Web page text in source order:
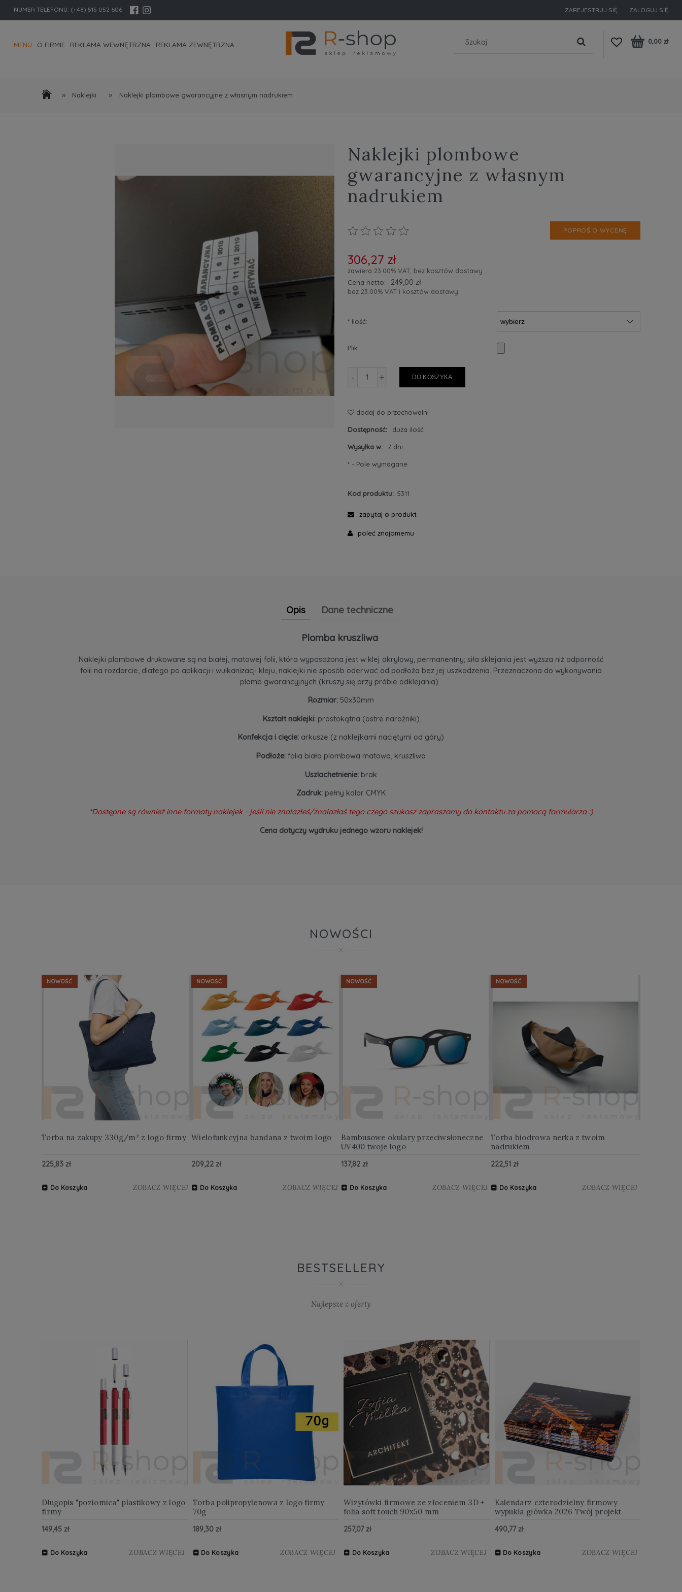
NUMER TELEFONU: (+48) 515 052 606 ZAREJESTRUJ SIĘ ZALOGUJ SIĘ
MENU O FIRMIE REKLAMA WEWNĘTRZNA REKLAMA ZEWNĘTRZNA 0,00 zł
» Naklejki » Naklejki plombowe gwarancyjne z własnym nadrukiem
Naklejki plombowe
gwarancyjne z własnym
nadrukiem
POPROŚ O WYCENĘ
306,27 zł
zawiera 23.00% VAT, bez kosztów dostawy
Cena netto:
249,00 zł
bez 23.00% VAT i kosztów dostawy
* Ilość:
Plik:
- + DO KOSZYKA
dodaj do przechowalni
Dostępność: duża ilość
Wysyłka w: 7 dni
* - Pole wymagane
Kod produktu: 5311
zapytaj o produkt
poleć znajomemu
Opis Dane techniczne
Plomba kruszliwa
Naklejki plombowe drukowane są na białej, matowej folii, która wyposażona jest w klej akrylowy, permanentny; siła sklejania jest wyższa niż odporność
folii na rozdarcie, dlatego po aplikacji i wulkanizacji kleju, naklejki nie sposób oderwać od podłoża bez jej uszkodzenia. Przeznaczona do wykonywania
plomb gwarancyjnych (kruszy się przy próbie odklejania).
Rozmiar: 50x30mm
Kształt naklejki:prostokątna (ostre narożniki)
Konfekcja i cięcie: arkusze (z naklejkami naciętymi od góry)
Podłoże: folia biała plombowa matowa, kruszliwa
Uszlachetnienie: brak
Zadruk: pełny kolor CMYK
*Dostępne są również inne formaty naklejek - jeśli nie znalazłeś/znalazłaś tego czego szukasz zapraszamy do kontaktu za pomocą formularza :)
Cena dotyczy wydruku jednego wzoru naklejek!
NOWOŚCI
Torba na zakupy 330g/m² z logo firmy
225,83 zł
Do Koszyka ZOBACZ WIĘCEJ
NOWOŚĆ
Wielofunkcyjna bandana z twoim logo
209,22 zł
Do Koszyka ZOBACZ WIĘCEJ
NOWOŚĆ
Bambusowe okulary przeciwsłoneczne
UV400 twoje logo
137,82 zł
Do Koszyka ZOBACZ WIĘCEJ
NOWOŚĆ
Torba biodrowa nerka z twoim
nadrukiem
222,51 zł
Do Koszyka ZOBACZ WIĘCEJ
NOWOŚĆ
BESTSELLERY
Najlepsze z oferty
Długopis "poziomica" plastikowy z logo
firmy
149,45 zł
Do Koszyka ZOBACZ WIĘCEJ
Torba polipropylenowa z logo firmy
70g
189,30 zł
Do Koszyka ZOBACZ WIĘCEJ
Wizytówki firmowe ze złoceniem 3D +
folia soft touch 90x50 mm
257,07 zł
Do Koszyka ZOBACZ WIĘCEJ
Kalendarz czterodzielny firmowy
wypukła główka 2026 Twój projekt
490,77 zł
Do Koszyka ZOBACZ WIĘCEJ